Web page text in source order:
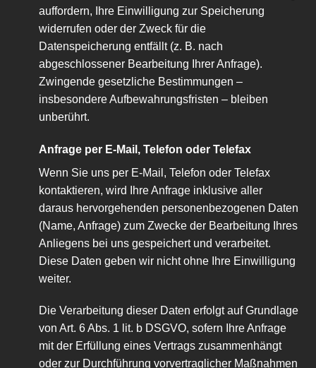
auffordern, Ihre Einwilligung zur Speicherung
widerrufen oder der Zweck für die
Datenspeicherung entfällt (z. B. nach
abgeschlossener Bearbeitung Ihrer Anfrage).
Zwingende gesetzliche Bestimmungen –
insbesondere Aufbewahrungsfristen – bleiben
unberührt.
Anfrage per E-Mail, Telefon oder Telefax
Wenn Sie uns per E-Mail, Telefon oder Telefax
kontaktieren, wird Ihre Anfrage inklusive aller
daraus hervorgehenden personenbezogenen Daten
(Name, Anfrage) zum Zwecke der Bearbeitung Ihres
Anliegens bei uns gespeichert und verarbeitet.
Diese Daten geben wir nicht ohne Ihre Einwilligung
weiter.
Die Verarbeitung dieser Daten erfolgt auf Grundlage
von Art. 6 Abs. 1 lit. b DSGVO, sofern Ihre Anfrage
mit der Erfüllung eines Vertrags zusammenhängt
oder zur Durchführung vorvertraglicher Maßnahmen